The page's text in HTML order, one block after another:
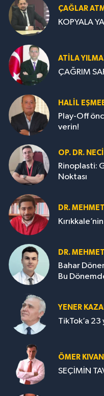
ÇAĞLAR
KOPYALA
ATILA
ÇAĞRIM
HALIL
Play-Off
verin!
OP. DR.
Rinoplasti:
Noktası
DR.
DR.
Bahar
Bu
YENER
TikTok’a 23
ÖMER
SEÇİMİN